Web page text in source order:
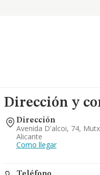
Dirección y
Dirección
Avenida D'alcoi, 74,
Alicante
Como llegar